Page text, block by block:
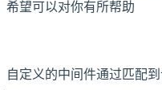
希望可以对你有所帮助
定义的中间件通过匹配